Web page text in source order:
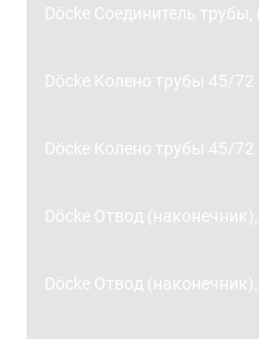
Döcke Соединитель
Döcke Колено трубы 45/
Döcke Колено трубы 45/72
Döcke Отвод
Döcke Отвод